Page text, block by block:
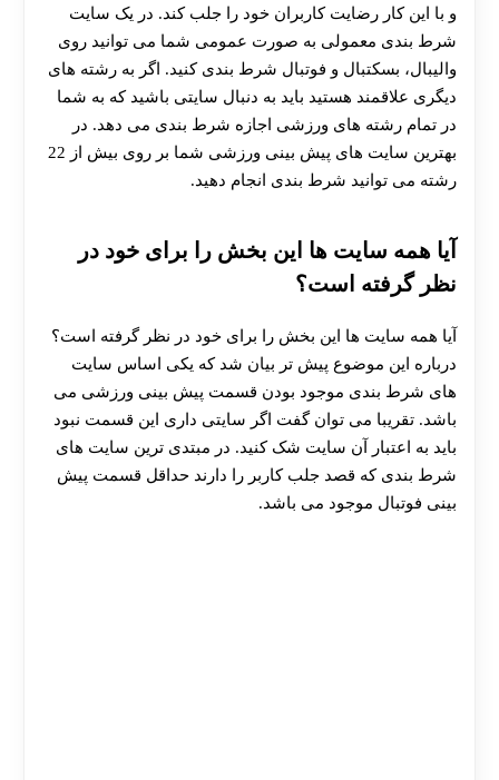
و با این کار رضایت کاربران خود را جلب کند. در یک سایت
شرط بندی معمولی به صورت عمومی شما می توانید روی
والیبال، بسکتبال و فوتبال شرط بندی کنید. اگر به رشته های
دیگری علاقمند هستید باید به دنبال سایتی باشید که به شما
در تمام رشته های ورزشی اجازه شرط بندی می دهد. در
بهترین سایت های پیش بینی ورزشی شما بر روی بیش از 22
رشته می توانید شرط بندی انجام دهید.
آیا همه سایت ها این بخش را برای خود در
نظر گرفته است؟
آیا همه سایت ها این بخش را برای خود در نظر گرفته است؟
درباره این موضوع پیش تر بیان شد که یکی اساس سایت
های شرط بندی موجود بودن قسمت پیش بینی ورزشی می
باشد. تقریبا می توان گفت اگر سایتی داری این قسمت نبود
باید به اعتبار آن سایت شک کنید. در مبتدی ترین سایت های
شرط بندی که قصد جلب کاربر را دارند حداقل قسمت پیش
بینی فوتبال موجود می باشد.